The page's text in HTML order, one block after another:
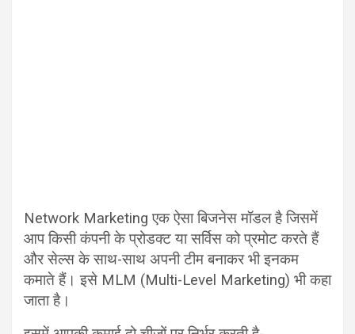
Network Marketing एक ऐसा बिजनेस मॉडल है जिसमें
आप किसी कंपनी के प्रोडक्ट या सर्विस को प्रमोट करते हैं
और सेल्स के साथ-साथ अपनी टीम बनाकर भी इनकम
कमाते हैं। इसे MLM (Multi-Level Marketing) भी कहा
जाता है।